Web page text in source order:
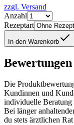
zzgl. Versand
Anzahl
Rezeptart
In den Warenkorb
Bewertungen
Die
Kundinnen und
individuelle
Bei länger
du stets ärztlichen